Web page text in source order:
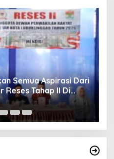
Semua Aspirasi Dari
Tahap II Di